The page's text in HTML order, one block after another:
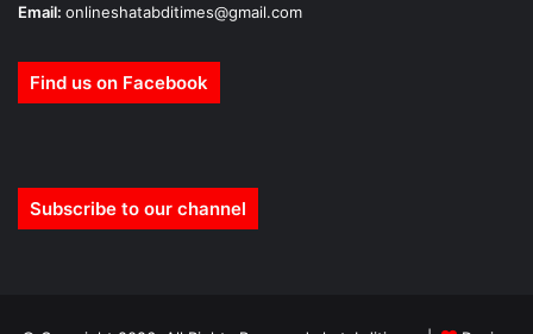
Email: onlineshatabditimes@gmail.com
Find us on Facebook
Subscribe to our channel